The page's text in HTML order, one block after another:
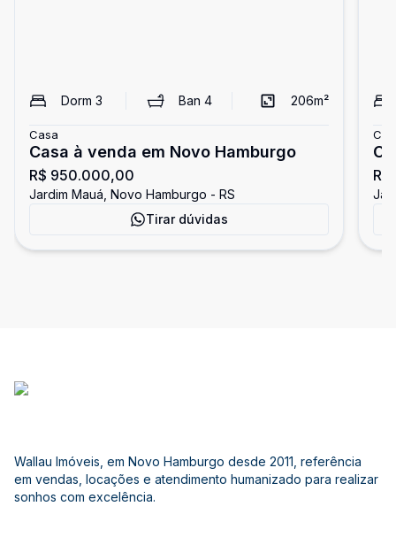
Dorm 3 Ban 4 206m²
Casa
Casa à venda em Novo Hamburgo
R$ 950.000,00
Jardim Mauá, Novo Hamburgo - RS
Tirar dúvidas
Wallau Imóveis, em Novo Hamburgo desde 2011, referência
em vendas, locações e atendimento humanizado para realizar
sonhos com excelência.